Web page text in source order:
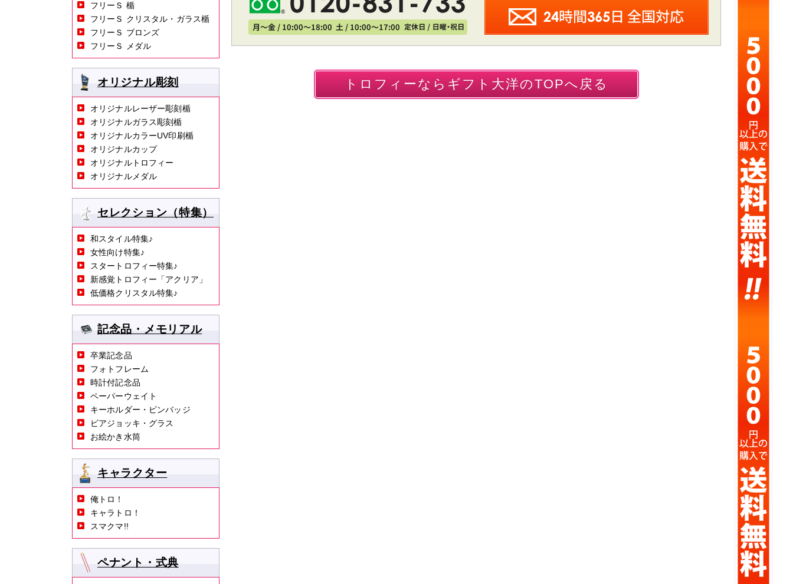
トロフィーならギフト大洋のTOPへ戻る
フリーＳ 楯
フリーＳ クリスタル・ガラス楯
フリーＳ ブロンズ
フリーＳ メダル
オリジナル彫刻
オリジナルレーザー彫刻楯
オリジナルガラス彫刻楯
オリジナルカラーUV印刷楯
オリジナルカップ
オリジナルトロフィー
オリジナルメダル
セレクション（特集）
和スタイル特集♪
女性向け特集♪
スタートロフィー特集♪
新感覚トロフィー「アクリア」
低価格クリスタル特集♪
記念品・メモリアル
卒業記念品
フォトフレーム
時計付記念品
ペーパーウェイト
キーホルダー・ピンバッジ
ビアジョッキ・グラス
お絵かき水筒
キャラクター
俺トロ！
キャラトロ！
スマクマ!!
ペナント・式典